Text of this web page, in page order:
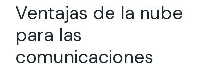
Ventajas de la nube
para las
comunicaciones